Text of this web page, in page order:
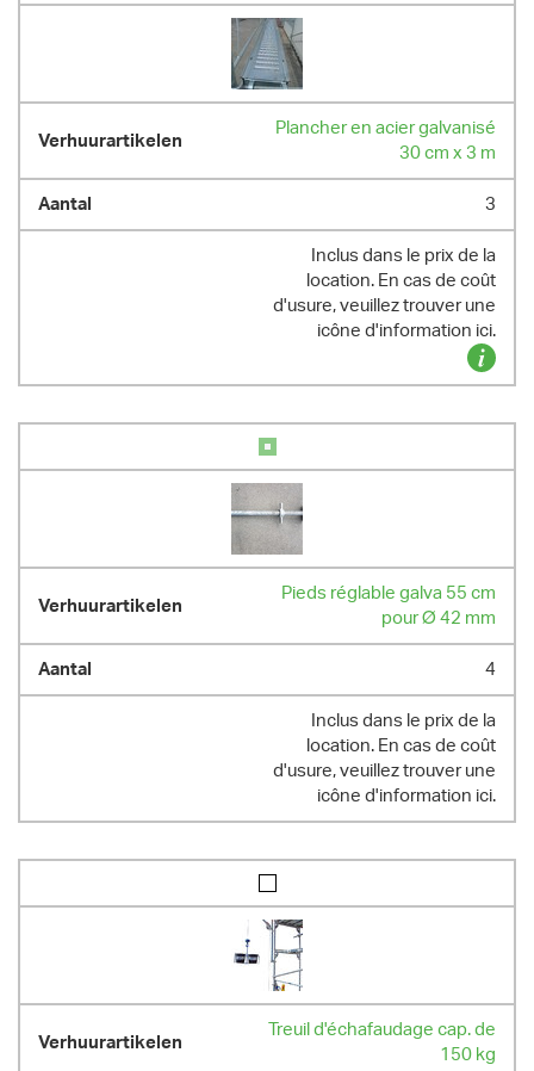
Plancher en acier galvanisé
30 cm x 3 m
3
Inclus dans le prix de la
location. En cas de coût
d'usure, veuillez trouver une
icône d'information ici.
Pieds réglable galva 55 cm
pour Ø 42 mm
4
Inclus dans le prix de la
location. En cas de coût
d'usure, veuillez trouver une
icône d'information ici.
Treuil d'échafaudage cap. de
150 kg